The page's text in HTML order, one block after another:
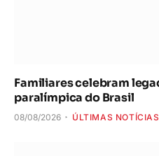
Familiares celebram
paralímpica do Brasil
08/08/2026 ÚLTIMAS NOTÍCIAS